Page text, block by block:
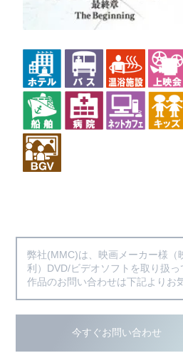
弊社(MMC)は、映画メーカー様（
利）DVD/ビデオソフトを取り扱っ
作品のお問い合わせは下記よりお
今すぐお問い合わせ